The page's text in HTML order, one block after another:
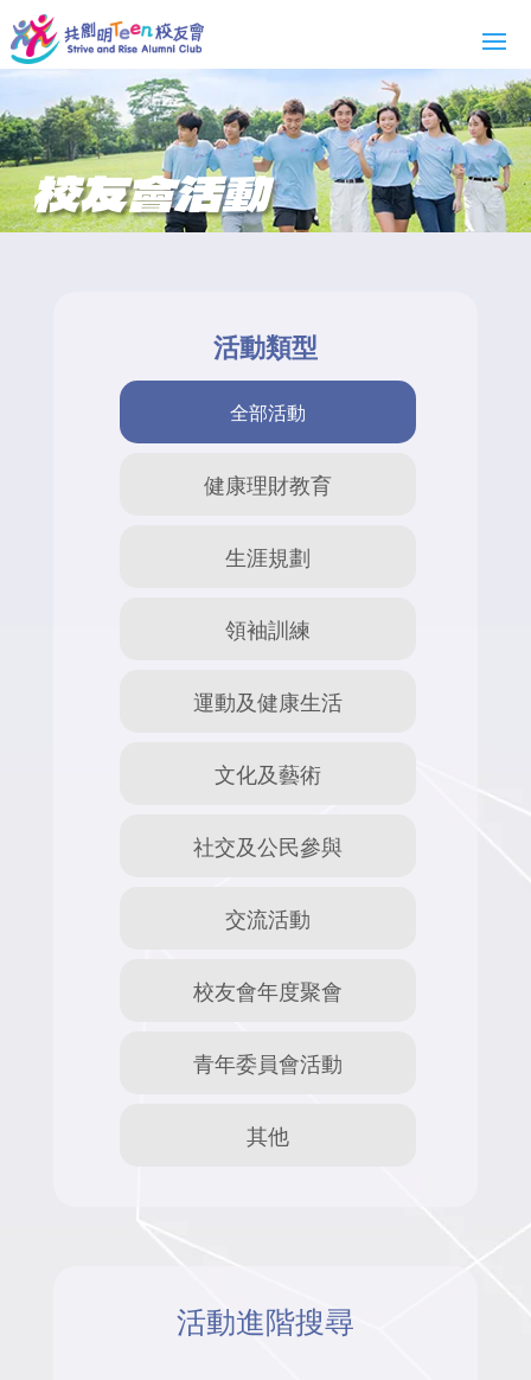
校友會活動
活動類型
全部活動
健康理財教育
生涯規劃
領袖訓練
運動及健康生活
文化及藝術
社交及公民參與
交流活動
校友會年度聚會
青年委員會活動
其他
活動進階搜尋